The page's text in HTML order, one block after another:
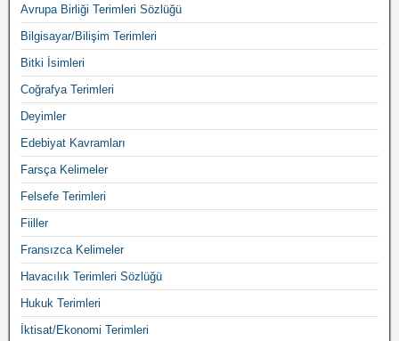
Avrupa Birliği Terimleri Sözlüğü
Bilgisayar/Bilişim Terimleri
Bitki İsimleri
Coğrafya Terimleri
Deyimler
Edebiyat Kavramları
Farsça Kelimeler
Felsefe Terimleri
Fiiller
Fransızca Kelimeler
Havacılık Terimleri Sözlüğü
Hukuk Terimleri
İktisat/Ekonomi Terimleri